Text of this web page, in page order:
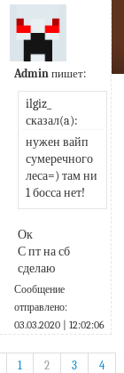
Admin пишет:
ilgiz_
сказал(a):
нужен вайп
сумеречного
леса=) там ни
1 босса нет!
Ок
С пт на сб
сделаю
Сообщение
отправлено:
03.03.2020 | 12:02:06
1 2 3
4